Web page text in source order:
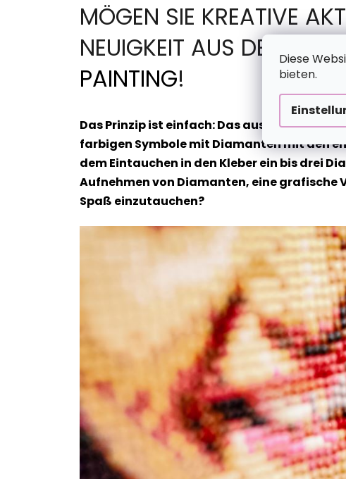
Diese
bieten.
MÖGEN SIE KREATIVE
NEUIGKEIT AUS DER
PAINTING!
Das Prinzip ist einfach: Das ausgewählte
farbigen Symbole mit Diamanten mit den
dem Eintauchen in den Kleber ein bis drei
Aufnehmen von Diamanten, eine grafische
Spaß einzutauchen?